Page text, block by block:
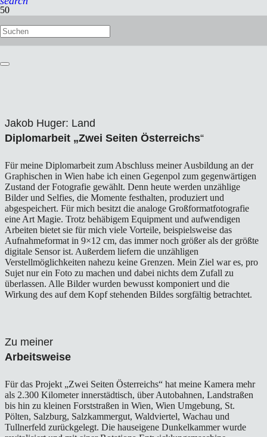
Jakob Huger: Land
Diplomarbeit „Zwei Seiten Österreichs“
Für meine Diplomarbeit zum Abschluss meiner Ausbildung an der
Graphischen in Wien habe ich einen Gegenpol zum gegenwärtigen
Zustand der Fotografie gewählt. Denn heute werden unzählige
Bilder und Selfies, die Momente festhalten, produziert und
abgespeichert. Für mich besitzt die analoge Großformatfotografie
eine Art Magie. Trotz behäbigem Equipment und aufwendigen
Arbeiten bietet sie für mich viele Vorteile, beispielsweise das
Aufnahmeformat in 9×12 cm, das immer noch größer als der größte
digitale Sensor ist. Außerdem liefern die unzähligen
Verstellmöglichkeiten nahezu keine Grenzen. Mein Ziel war es, pro
Sujet nur ein Foto zu machen und dabei nichts dem Zufall zu
überlassen. Alle Bilder wurden bewusst komponiert und die
Wirkung des auf dem Kopf stehenden Bildes sorgfältig betrachtet.
Zu meiner
Arbeitsweise
Für das Projekt „Zwei Seiten Österreichs“ hat meine Kamera mehr
als 2.300 Kilometer innerstädtisch, über Autobahnen, Landstraßen
bis hin zu kleinen Forststraßen in Wien, Wien Umgebung, St.
Pölten, Salzburg, Salzkammergut, Waldviertel, Wachau und
Tullnerfeld zurückgelegt. Die hauseigene Dunkelkammer wurde